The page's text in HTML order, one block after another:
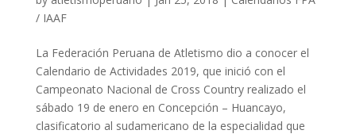
/ IAAF
La Federación Peruana de Atletismo dio a conocer el
Calendario de Actividades 2019, que inició con el
Campeonato Nacional de Cross Country realizado el
sábado 19 de enero en Concepción – Huancayo,
clasificatorio al sudamericano de la especialidad que